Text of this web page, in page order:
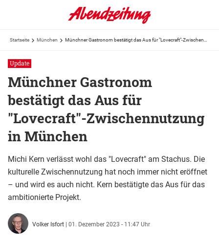
Startseite München
Update
Münchner Gastronom
bestätigt das Aus für
"Lovecraft"-Zwischennutzung
in München
Michi Kern verlässt wohl das "Lovecraft" am Stachus. Die
kulturelle Zwischennutzung hat noch immer nicht eröffnet
– und wird es auch nicht. Kern bestätigte das Aus für das
ambitionierte Projekt.
Volker Isfort | 01. Dezember 2023 - 11:47 Uhr